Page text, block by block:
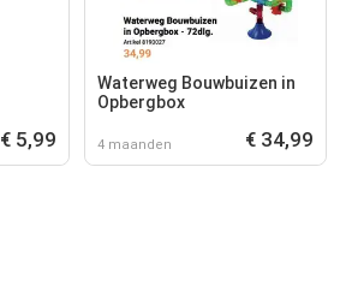
€ 5,99
Waterweg Bouwbuizen in
Opbergbox
4 maanden € 34,99